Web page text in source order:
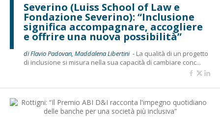
Severino (Luiss School of Law e
Fondazione Severino): “Inclusione
significa accompagnare, accogliere
e offrire una nuova possibilità”
di Flavio Padovan, Maddalena Libertini - La qualità di un progetto
di inclusione si misura nella sua capacità di cambiare conc...